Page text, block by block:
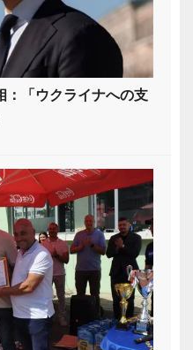
：「ウクライナへの支